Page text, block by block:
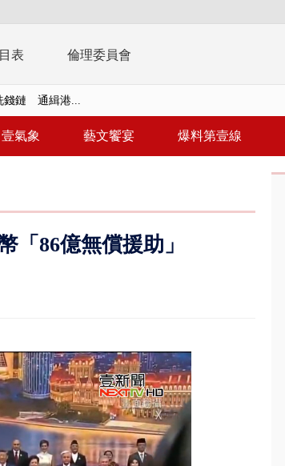
表 倫理委員會
以停」 他真...
政部不負責任
艇翻覆4警消落...
掮客騙買「B...
」？ 蔣萬安...
壹氣象 藝文饗宴 爆料第壹線
86億無償援助」